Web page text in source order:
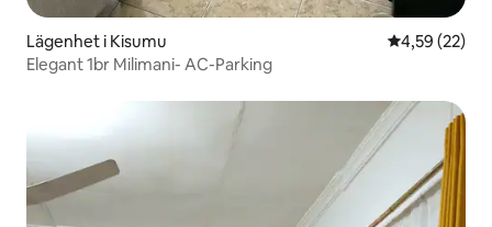
Lägenhet i Kisumu 4,59 av 5 i
4,59 (22)
Elegant 1br Milimani- AC-Parking